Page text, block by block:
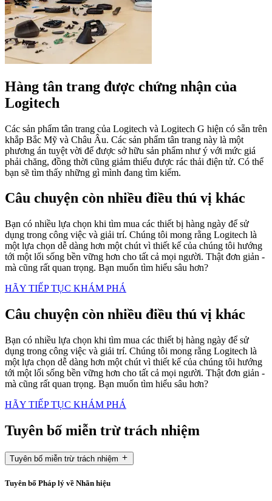
Hàng tân trang được chứng nhận của
Logitech
Các sản phẩm tân trang của Logitech và Logitech G hiện có sẵn trên
khắp Bắc Mỹ và Châu Âu. Các sản phẩm tân trang này là một
phương án tuyệt vời để được sở hữu sản phẩm như ý với mức giá
phải chăng, đồng thời cũng giảm thiểu được rác thải điện tử. Có thể
bạn sẽ tìm thấy những gì mình đang tìm kiếm.
Câu chuyện còn nhiều điều thú vị khác
Bạn có nhiều lựa chọn khi tìm mua các thiết bị hàng ngày để sử
dụng trong công việc và giải trí. Chúng tôi mong rằng Logitech là
một lựa chọn dễ dàng hơn một chút vì thiết kế của chúng tôi hướng
tới một lối sống bền vững hơn cho tất cả mọi người. Thật đơn giản -
mà cũng rất quan trọng. Bạn muốn tìm hiểu sâu hơn?
HÃY TIẾP TỤC KHÁM PHÁ
Câu chuyện còn nhiều điều thú vị khác
Bạn có nhiều lựa chọn khi tìm mua các thiết bị hàng ngày để sử
dụng trong công việc và giải trí. Chúng tôi mong rằng Logitech là
một lựa chọn dễ dàng hơn một chút vì thiết kế của chúng tôi hướng
tới một lối sống bền vững hơn cho tất cả mọi người. Thật đơn giản -
mà cũng rất quan trọng. Bạn muốn tìm hiểu sâu hơn?
HÃY TIẾP TỤC KHÁM PHÁ
Tuyên bố miễn trừ trách nhiệm
Tuyên bố miễn trừ trách nhiệm
Tuyên bố Pháp lý về Nhãn hiệu